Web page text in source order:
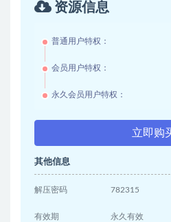
资源信息
普通用户特权：
会员用户特权：
永久会员用户特权：
立即购
其他信息
解压密码 782315
有效期 永久有效